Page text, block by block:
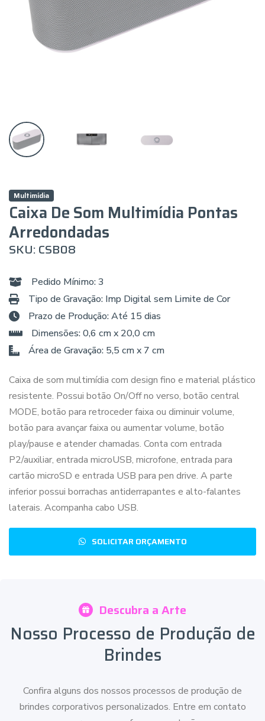
Multimídia
Caixa De Som Multimídia Pontas
Arredondadas
SKU: CSB08
Pedido Mínimo: 3
Tipo de Gravação: Imp Digital sem Limite de Cor
Prazo de Produção: Até 15 dias
Dimensões: 0,6 cm x 20,0 cm
Área de Gravação: 5,5 cm x 7 cm
Caixa de som multimídia com design fino e material plástico
resistente. Possui botão On/Off no verso, botão central
MODE, botão para retroceder faixa ou diminuir volume,
botão para avançar faixa ou aumentar volume, botão
play/pause e atender chamadas. Conta com entrada
P2/auxiliar, entrada microUSB, microfone, entrada para
cartão microSD e entrada USB para pen drive. A parte
inferior possui borrachas antiderrapantes e alto-falantes
laterais. Acompanha cabo USB.
SOLICITAR ORÇAMENTO
Descubra a Arte
Nosso Processo de Produção de
Brindes
Confira alguns dos nossos processos de produção de
brindes corporativos personalizados. Entre em contato